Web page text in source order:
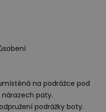
na podrážce pod
paty.
podrážky boty.